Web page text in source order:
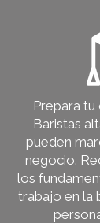
Prepara
Baristas
pueden
negocio.
los
trabajo en la